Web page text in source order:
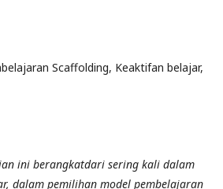
Scaffolding, Keaktifan belajar,
ini berangkatdari sering kali dalam
dalam pemilihan model pembelajaran